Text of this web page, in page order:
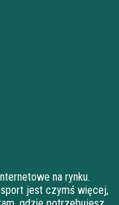
na rynku.
jest czymś więcej,